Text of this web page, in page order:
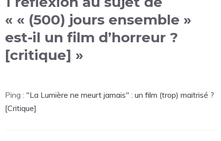
« « (500) jours ensemble »
est-il un film d’horreur ?
[critique] »
Ping : "La Lumière ne meurt jamais" : un film (trop) maitrisé ?
[Critique]